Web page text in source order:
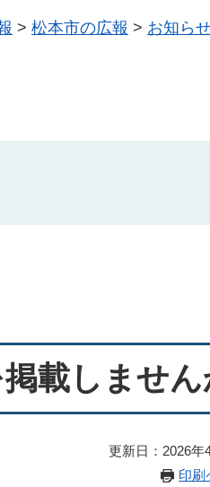
> 松本市の広報 > お知ら
載しませ
更新日：2026年
印刷